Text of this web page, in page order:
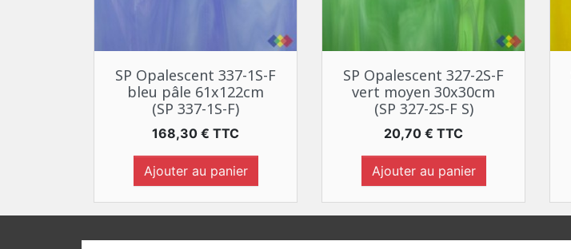
Aperçu rapide
SP Opalescent 337-1S-F
bleu pâle 61x122cm
(SP 337-1S-F)
Prix
168,30 € TTC
Ajouter au panier
Aperçu rapide
SP Opalescent 327-2S-F
vert moyen 30x30cm
(SP 327-2S-F S)
Prix
20,70 € TTC
Ajouter au panier